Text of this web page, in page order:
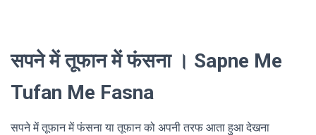
सपने में तूफान में फंसना । Sapne Me
Tufan Me Fasna
सपने में तूफान में फंसना या तूफान को अपनी तरफ आता हुआ देखना